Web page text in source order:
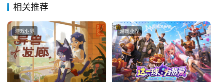
相关推荐
游戏业界 游戏业界